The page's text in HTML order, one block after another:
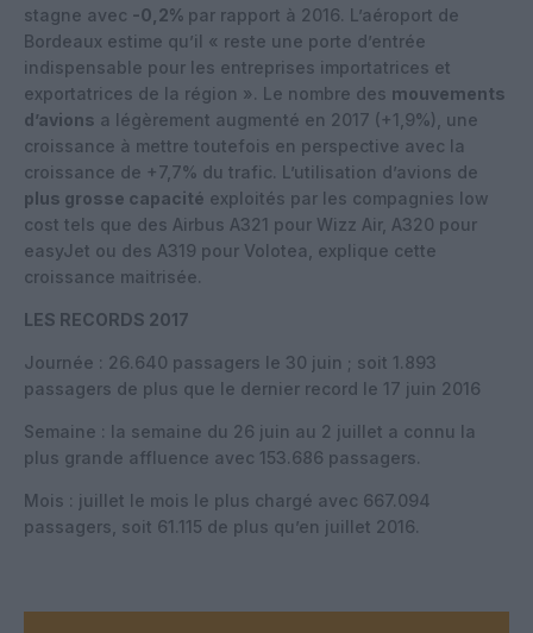
stagne avec -0,2% par rapport à 2016. L’aéroport de
Bordeaux estime qu’il « reste une porte d’entrée
indispensable pour les entreprises importatrices et
exportatrices de la région ». Le nombre des mouvements
d’avions a légèrement augmenté en 2017 (+1,9%), une
croissance à mettre toutefois en perspective avec la
croissance de +7,7% du trafic. L’utilisation d’avions de
plus grosse capacité exploités par les compagnies low
cost tels que des Airbus A321 pour Wizz Air, A320 pour
easyJet ou des A319 pour Volotea, explique cette
croissance maitrisée.
LES RECORDS 2017
Journée : 26.640 passagers le 30 juin ; soit 1.893
passagers de plus que le dernier record le 17 juin 2016
Semaine : la semaine du 26 juin au 2 juillet a connu la
plus grande affluence avec 153.686 passagers.
Mois : juillet le mois le plus chargé avec 667.094
passagers, soit 61.115 de plus qu’en juillet 2016.